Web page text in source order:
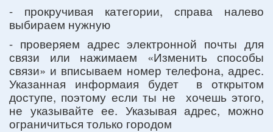
- прокручивая категории, справа налево
выбираем нужную
- проверяем адрес электронной почты для
связи или нажимаем «Изменить способы
связи» и вписываем номер телефона, адрес.
Указанная информаия будет в открытом
доступе, поэтому если ты не хочешь этого,
не указывайте ее. Указывая адрес, можно
ограничиться только городом